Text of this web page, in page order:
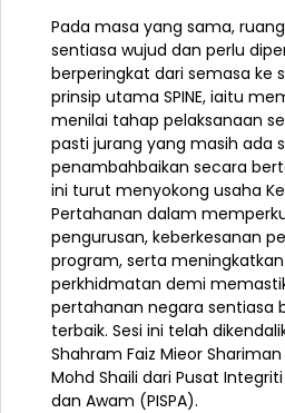
Pada masa yang sama,
sentiasa wujud dan perlu
berperingkat dari semasa ke
prinsip utama SPINE, iaitu
menilai tahap pelaksanaan
pasti jurang yang masih ada
penambahbaikan secara
ini turut menyokong usaha
Pertahanan dalam
pengurusan, keberkesanan
program, serta
perkhidmatan demi
pertahanan negara sentiasa
terbaik. Sesi ini telah
Shahram Faiz Mieor
Mohd Shaili dari Pusat
dan Awam (PISPA).